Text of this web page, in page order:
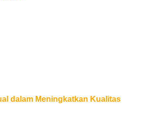
dalam Meningkatkan Kualitas